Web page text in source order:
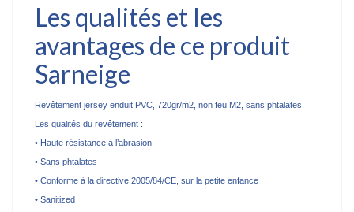
Les qualités et les
avantages de ce produit
Sarneige
Revêtement jersey enduit PVC, 720gr/m2, non feu M2, sans phtalates.
Les qualités du revêtement :
• Haute résistance à l’abrasion
• Sans phtalates
• Conforme à la directive 2005/84/CE, sur la petite enfance
• Sanitized